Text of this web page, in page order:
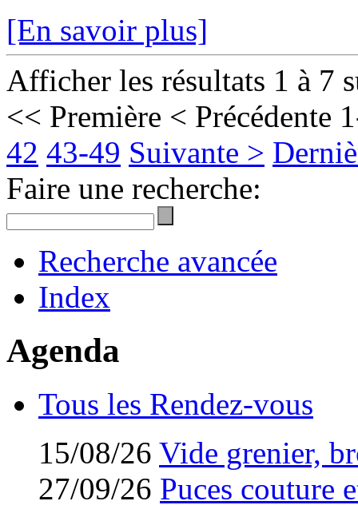
[En savoir plus]
Afficher les résultats 1 à 7
<< Première < Précédente
42 43-49 Suivante >
Faire une recherche:
Recherche avancée
Index
Agenda
Tous les Rendez-vous
15/08/26 Vide grenier,
27/09/26 Puces couture